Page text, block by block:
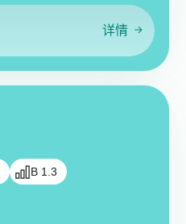
详情
B 1.3